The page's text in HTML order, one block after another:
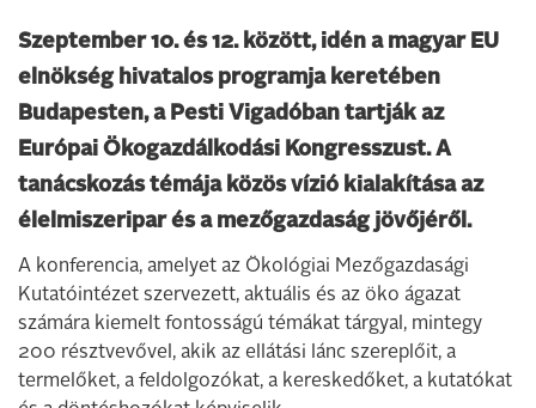
Szeptember 10. és 12. között, idén a magyar EU
elnökség hivatalos programja keretében
Budapesten, a Pesti Vigadóban tartják az
Európai Ökogazdálkodási Kongresszust. A
tanácskozás témája közös vízió kialakítása az
élelmiszeripar és a mezőgazdaság jövőjéről.
A konferencia, amelyet az Ökológiai Mezőgazdasági
Kutatóintézet szervezett, aktuális és az öko ágazat
számára kiemelt fontosságú témákat tárgyal, mintegy
200 résztvevővel, akik az ellátási lánc szereplőit, a
termelőket, a feldolgozókat, a kereskedőket, a kutatókat